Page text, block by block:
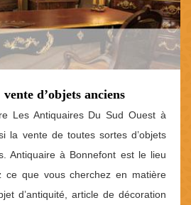
d’objets anciens
Les Antiquaires Du Sud Ouest à
la vente de toutes sortes d’objets
Antiquaire à Bonnefont est le lieu
ce que vous cherchez en matière
d’antiquité, article de décoration